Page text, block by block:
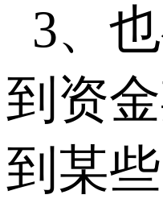
3、
到资
到某